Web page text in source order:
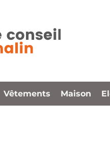
Vêtements Maison